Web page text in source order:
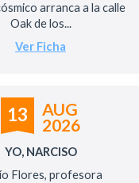
arranca a la calle
Oak de los...
Ver Ficha
13
AUG
2026
YO, NARCISO
Flores, profesora